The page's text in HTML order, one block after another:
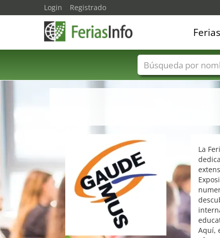
La
Aquí,
Login Registrado
Ferias
Nombres de ferias